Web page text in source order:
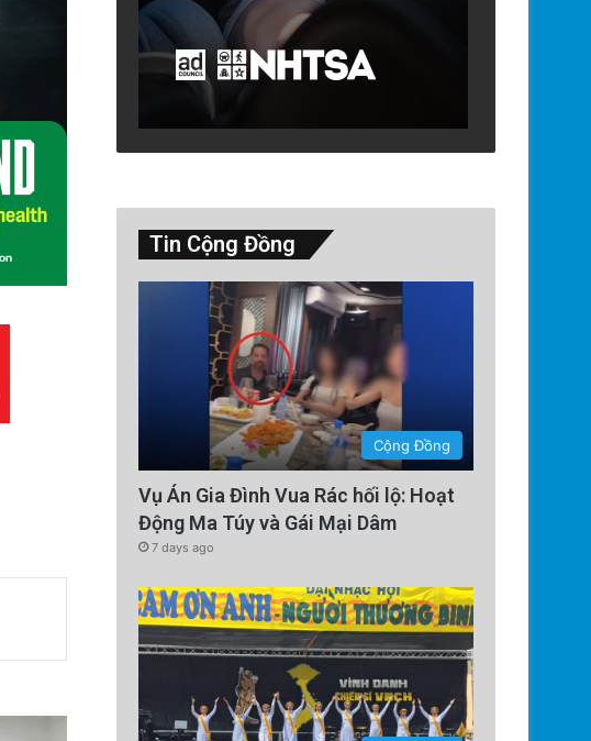
Tin Cộng Đồng
Cộng Đồng
Vụ Án Gia Đình Vua Rác hối lộ: Hoạt
Động Ma Túy và Gái Mại Dâm
7 days ago